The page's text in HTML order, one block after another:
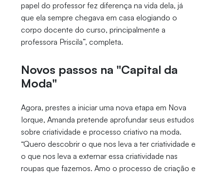
papel do professor fez diferença na vida dela, já
que ela sempre chegava em casa elogiando o
corpo docente do curso, principalmente a
professora Priscila”, completa.
Novos passos na "Capital da
Moda"
Agora, prestes a iniciar uma nova etapa em Nova
Iorque, Amanda pretende aprofundar seus estudos
sobre criatividade e processo criativo na moda.
“Quero descobrir o que nos leva a ter criatividade e
o que nos leva a externar essa criatividade nas
roupas que fazemos. Amo o processo de criação e